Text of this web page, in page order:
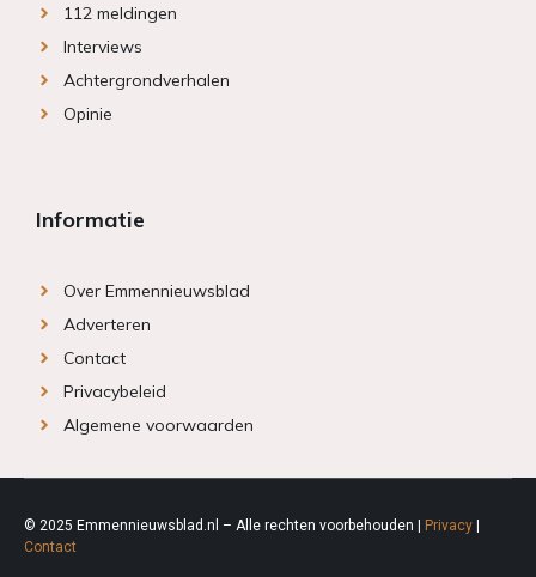
112 meldingen
Interviews
Achtergrondverhalen
Opinie
Informatie
Over Emmennieuwsblad
Adverteren
Contact
Privacybeleid
Algemene voorwaarden
© 2025 Emmennieuwsblad.nl – Alle rechten voorbehouden | Privacy |
Contact